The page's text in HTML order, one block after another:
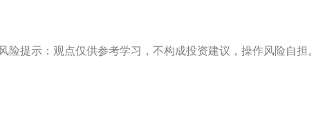
风险提示：观点仅供参考学习，不构成投资建议，操作风险自担。